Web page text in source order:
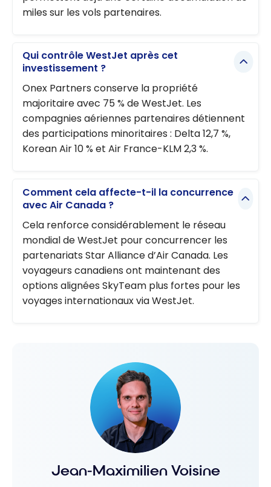
miles sur les vols partenaires.
Qui contrôle WestJet après cet
investissement ?
Onex Partners conserve la propriété
majoritaire avec 75 % de WestJet. Les
compagnies aériennes partenaires détiennent
des participations minoritaires : Delta 12,7 %,
Korean Air 10 % et Air France-KLM 2,3 %.
Comment cela affecte-t-il la concurrence
avec Air Canada ?
Cela renforce considérablement le réseau
mondial de WestJet pour concurrencer les
partenariats Star Alliance d’Air Canada. Les
voyageurs canadiens ont maintenant des
options alignées SkyTeam plus fortes pour les
voyages internationaux via WestJet.
Jean-Maximilien Voisine